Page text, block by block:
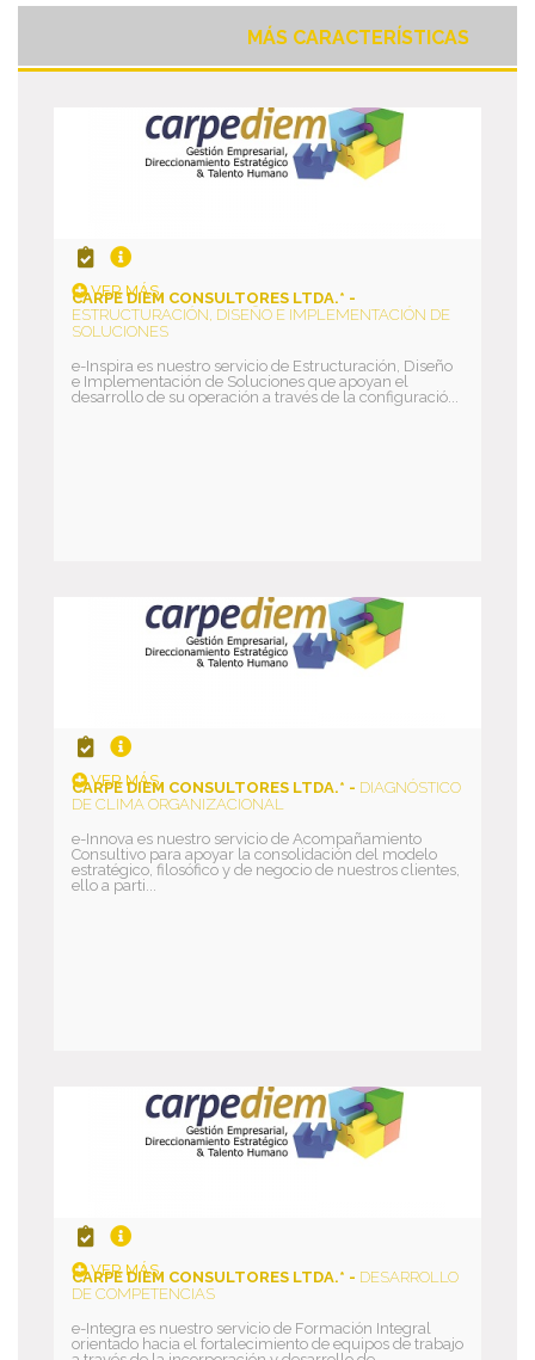
MÁS CARACTERÍSTICAS
VER MÁS
CARPE DIEM CONSULTORES LTDA.* -
ESTRUCTURACIÓN, DISEÑO E IMPLEMENTACIÓN DE
SOLUCIONES
e-Inspira es nuestro servicio de Estructuración, Diseño
e Implementación de Soluciones que apoyan el
desarrollo de su operación a través de la configuració...
VER MÁS
CARPE DIEM CONSULTORES LTDA.* - DIAGNÓSTICO
DE CLIMA ORGANIZACIONAL
e-Innova es nuestro servicio de Acompañamiento
Consultivo para apoyar la consolidación del modelo
estratégico, filosófico y de negocio de nuestros clientes,
ello a parti...
VER MÁS
CARPE DIEM CONSULTORES LTDA.* - DESARROLLO
DE COMPETENCIAS
e-Integra es nuestro servicio de Formación Integral
orientado hacia el fortalecimiento de equipos de trabajo